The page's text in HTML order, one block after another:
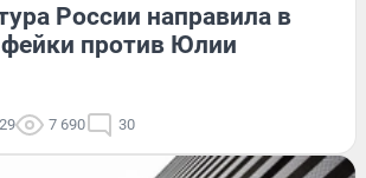
России направила в
фейки против Юлии
7 690 30